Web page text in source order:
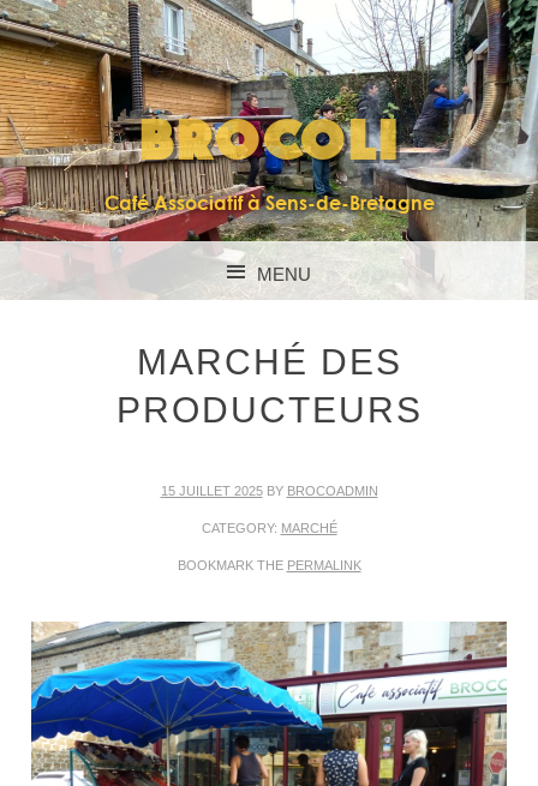
BROCOLI
Café Associatif à Sens-de-Bretagne
MENU
MARCHÉ DES
PRODUCTEURS
15 JUILLET 2025BY BROCOADMIN
CATEGORY: MARCHÉ
BOOKMARK THE PERMALINK